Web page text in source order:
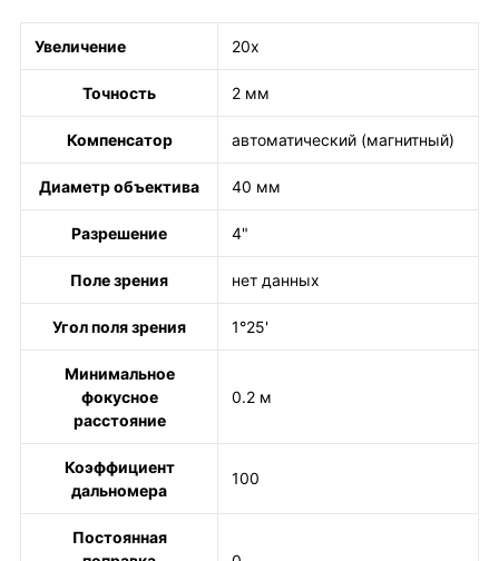
Увеличение 20х
Точность 2 мм
Компенсатор автоматический (магнитный)
Диаметр объектива 40 мм
Разрешение 4"
Поле зрения нет данных
Угол поля зрения 1°25'
Минимальное
фокусное
расстояние
0.2 м
Коэффициент
дальномера
100
Постоянная